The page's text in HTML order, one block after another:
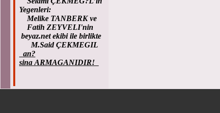
Yegenleri:
Melike TANBERK ve
Fatih ZEYVELI'nin
beyaz.net ekibi ile birlikte
M.Said ÇEKMEGIL
an?
sina ARMAGANIDIR!